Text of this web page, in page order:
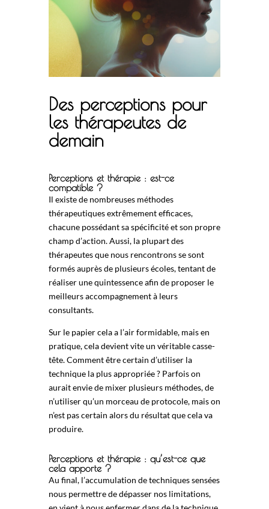
Des perceptions pour
les thérapeutes de
demain
Perceptions et thérapie : est-ce
compatible ?
Il existe de nombreuses méthodes
thérapeutiques extrêmement efficaces,
chacune possédant sa spécificité et son propre
champ d’action. Aussi, la plupart des
thérapeutes que nous rencontrons se sont
formés auprès de plusieurs écoles, tentant de
réaliser une quintessence afin de proposer le
meilleurs accompagnement à leurs
consultants.
Sur le papier cela a l’air formidable, mais en
pratique, cela devient vite un véritable casse-
tête. Comment être certain d’utiliser la
technique la plus appropriée ? Parfois on
aurait envie de mixer plusieurs méthodes, de
n’utiliser qu’un morceau de protocole, mais on
n’est pas certain alors du résultat que cela va
produire.
Perceptions et thérapie : qu’est-ce que
cela apporte ?
Au final, l’accumulation de techniques sensées
nous permettre de dépasser nos limitations,